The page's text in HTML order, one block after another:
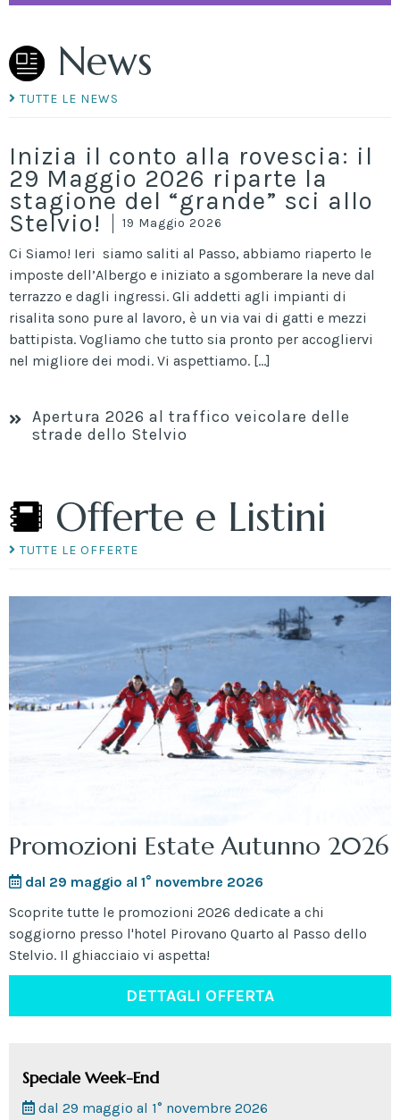
News
TUTTE LE NEWS
Inizia il conto alla rovescia: il
29 Maggio 2026 riparte la
stagione del “grande” sci allo
Stelvio! 19 Maggio 2026
Ci Siamo! Ieri siamo saliti al Passo, abbiamo riaperto le
imposte dell’Albergo e iniziato a sgomberare la neve dal
terrazzo e dagli ingressi. Gli addetti agli impianti di
risalita sono pure al lavoro, è un via vai di gatti e mezzi
battipista. Vogliamo che tutto sia pronto per accogliervi
nel migliore dei modi. Vi aspettiamo. […]
Apertura 2026 al traffico veicolare delle
strade dello Stelvio
Offerte e Listini
TUTTE LE OFFERTE
Promozioni Estate Autunno 2026
dal 29 maggio al 1° novembre 2026
Scoprite tutte le promozioni 2026 dedicate a chi
soggiorno presso l'hotel Pirovano Quarto al Passo dello
Stelvio. Il ghiacciaio vi aspetta!
DETTAGLI OFFERTA
Speciale Week-End
dal 29 maggio al 1° novembre 2026